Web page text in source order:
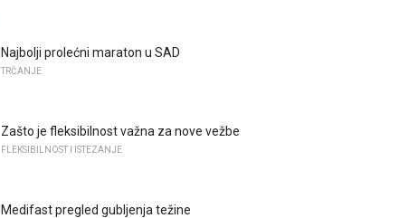
Najbolji prolećni maraton u SAD
TRČANJE
Zašto je fleksibilnost važna za nove vežbe
FLEKSIBILNOST I ISTEZANJE
Medifast pregled gubljenja težine